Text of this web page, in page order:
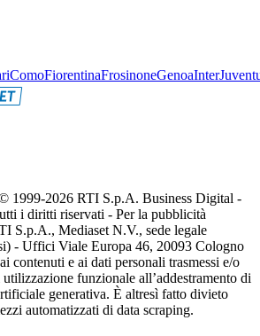
ComoFiorentinaFrosinoneGenoaInter
1999-2026 RTI S.p.A. Business Digital -
i diritti riservati - Per la pubblicità
S.p.A., Mediaset N.V., sede legale
- Uffici Viale Europa 46, 20093 Cologno
contenuti e ai dati personali trasmessi e/o
funzionale all’addestramento di
generativa. È altresì fatto divieto
automatizzati di data scraping.